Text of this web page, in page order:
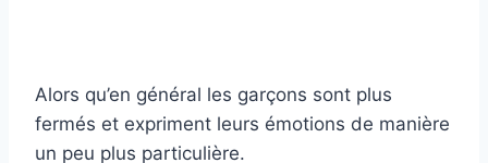
Alors qu’en général les garçons sont plus
fermés et expriment leurs émotions de manière
un peu plus particulière.